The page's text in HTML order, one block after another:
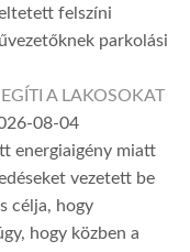
felszíni
parkolási
A LAKOSOKAT
08-04
energiaigény miatt
vezetett be
célja, hogy
hogy közben a